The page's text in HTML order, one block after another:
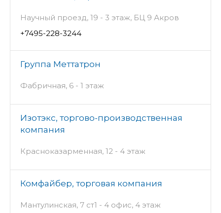
Научный проезд, 19 - 3 этаж, БЦ 9 Акров
+7495-228-3244
Группа Меттатрон
Фабричная, 6 - 1 этаж
Изотэкс, торгово-производственная
компания
Красноказарменная, 12 - 4 этаж
Комфайбер, торговая компания
Мантулинская, 7 ст1 - 4 офис, 4 этаж